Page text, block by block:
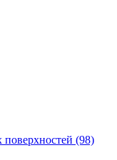
поверхностей (98)